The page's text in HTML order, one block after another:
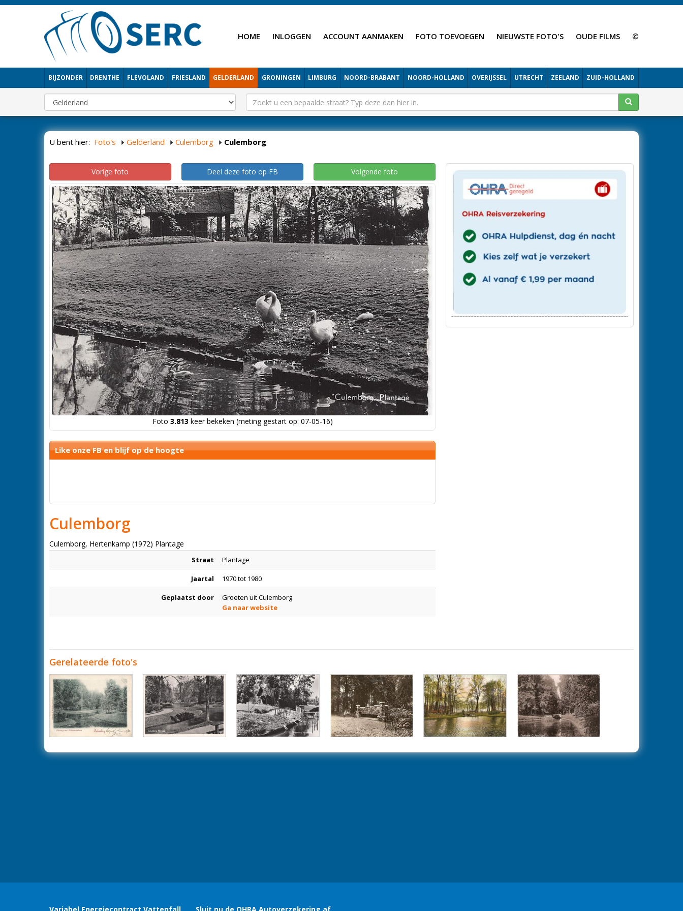
HOME INLOGGEN ACCOUNT AANMAKEN FOTO TOEVOEGEN NIEUWSTE FOTO'S OUDE FILMS ©
BIJZONDER DRENTHE FLEVOLAND FRIESLAND GELDERLAND GRONINGEN LIMBURG NOORD-BRABANT NOORD-HOLLAND OVERIJSSEL UTRECHT ZEELAND ZUID-HOLLAND
U bent hier: Foto's Gelderland Culemborg Culemborg
Vorige foto Deel deze foto op FB Volgende foto
Foto 3.813 keer bekeken (meting gestart op: 07-05-16)
Like onze FB en blijf op de hoogte
Culemborg
Culemborg, Hertenkamp (1972) Plantage
Straat Plantage
Jaartal 1970 tot 1980
Geplaatst door
Groeten uit Culemborg
Ga naar website
Gerelateerde foto's